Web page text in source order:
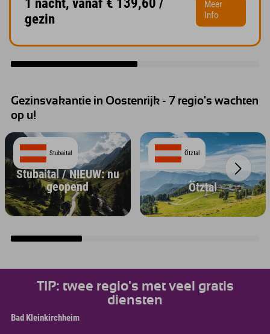
gezin
Meer
Info
Gezinsvakantie in Oostenrijk - 7 regio's wachten
op u!
Stubaital
Stubaital / NIEUW: nu
geopend
Ötztal
Ötztal
TIP: twee regio's met veel gratis
diensten
Bad Kleinkirchheim